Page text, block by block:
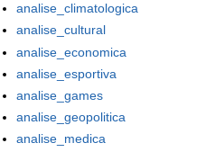
analise_climatologica
analise_cultural
analise_economica
analise_esportiva
analise_games
analise_geopolitica
analise_medica